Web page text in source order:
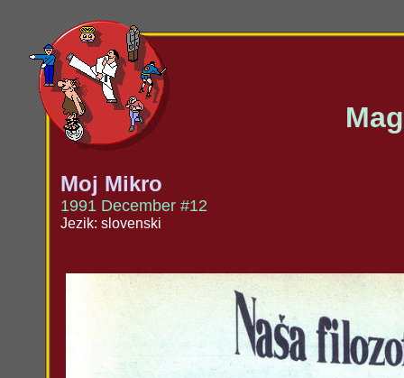
Moj Mikro
1991 December #12
Jezik: slovenski